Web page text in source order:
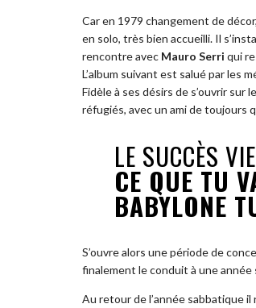
Car en 1979 changement de décor,
en solo, très bien accueilli. Il
rencontre avec Mauro Serri qui
L’album suivant est salué par les
Fidèle à ses désirs de s’ouvrir sur
réfugiés, avec un ami de toujours
LE SUCCÈS
CE QUE TU
BABYLONE
S’ouvre alors une période de
finalement le conduit à une
Au retour de l’année sabbatique